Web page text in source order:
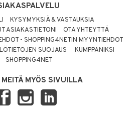
KYSYMYKSIÄ & VASTAUKSIA
ASIAKASTIETONI
OTA YHTEYTTÄ
- SHOPPING4NETIN MYYNTIEHDOT
SUOJAUS
KUMPPANIKSI
SHOPPING4NET
MYÖS SIVUILLA